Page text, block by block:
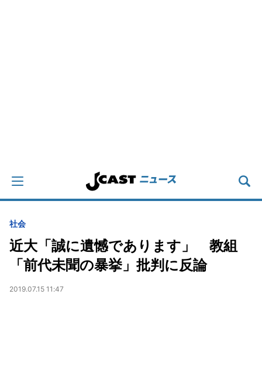
社会
近大「誠に遺憾であります」 教組
「前代未聞の暴挙」批判に反論
2019.07.15 11:47